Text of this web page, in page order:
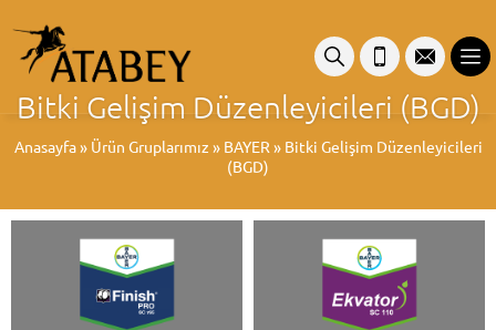
Bitki Gelişim Düzenleyicileri (BGD)
Anasayfa» Ürün Gruplarımız » BAYER » Bitki Gelişim Düzenleyicileri
(BGD)